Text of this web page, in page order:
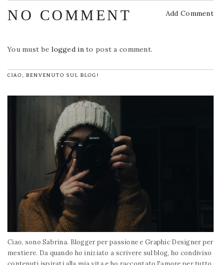
NO COMMENT Add Comment
You must belogged into post a comment.
CIAO, BENVENUTO SUL BLOG!
Ciao, sono Sabrina. Blogger per passione e Graphic Designer per
mestiere. Da quando ho iniziato a scrivere sul blog, ho condiviso